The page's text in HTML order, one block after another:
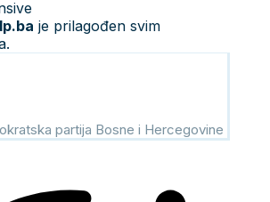
je prilagođen svim
partija Bosne i Hercegovine